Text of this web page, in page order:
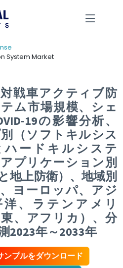
System Market
戦車アクティブ防
ム市場規模、シェ
19の影響分析、
（ソフトキルシス
ハードキルシステ
プリケーション別
地上防衛）、地域別
、ヨーロッパ、アジ
洋、ラテンアメリ
、アフリカ）、分
2023年～2033年
ンプルをダウンロード